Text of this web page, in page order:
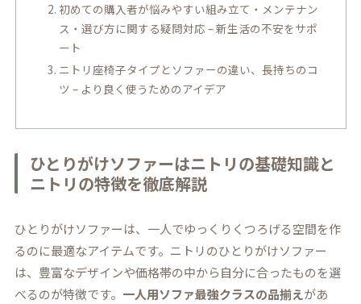
初めての購入者が悩みやすい組み立て・メンテナン
ス・選び方に関する疑問対応 – 新生活の不安をサポ
ート
ニトリ座椅子タイプとソファーの違い、長持ちのコ
ツ – より良く使うためのアイデア
ひとりがけソファーはニトリの基礎知識と
ニトリの特徴を徹底解説
ひとりがけソファーは、一人でゆっくりくつろげる空間を作
るのに最適なアイテムです。ニトリのひとりがけソファー
は、豊富なデザインや価格帯の中から自分に合ったものを選
べるのが特徴です。 一人用ソファ最強クラスの品揃え があ